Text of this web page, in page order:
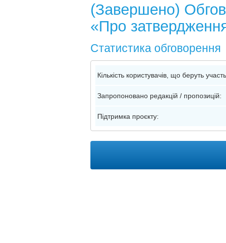
(Завершено)
«Про
Статистика обговорення
Кількість користувачів, що беруть
Запропоновано редакцій / пропозицій:
Підтримка проєкту: